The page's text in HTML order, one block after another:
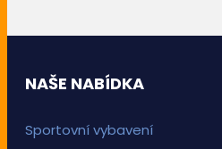
NAŠE NABÍDKA
Sportovní vybavení